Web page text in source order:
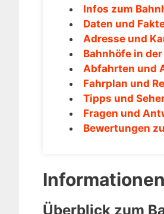
Infos zum
Daten und
Adresse und
Bahnhöfe in der
Abfahrten und
Fahrplan und
Tipps und
Fragen und
Bewertungen
Überblick zum